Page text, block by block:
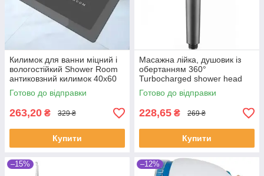
Килимок для ванни міцний і
вологостійкий Shower Room
антиковзний килимок 40х60
см Синій
Готово до відправки
263,20 ₴ 329 ₴
Купити
Масажна лійка, душовик із
обертанням 360°
Turbocharged shower head
Готово до відправки
228,65 ₴ 269 ₴
Купити
–15% –12%